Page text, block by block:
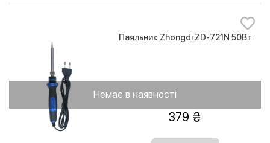
Немає в наявності
Паяльник Zhongdi ZD-721N 50Вт
379